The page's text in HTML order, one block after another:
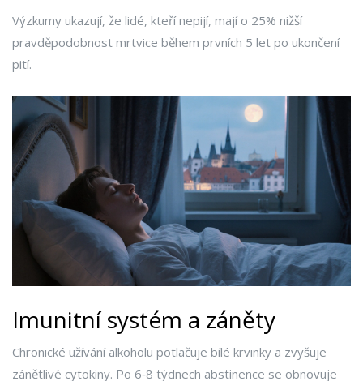
Výzkumy ukazují, že lidé, kteří nepijí, mají o 25% nižší
pravděpodobnost mrtvice během prvních 5 let po ukončení
pití.
Imunitní systém a záněty
Chronické užívání alkoholu potlačuje bílé krvinky a zvyšuje
zánětlivé cytokiny. Po 6‑8 týdnech abstinence se obnovuje